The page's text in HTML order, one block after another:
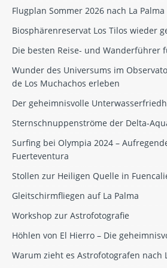
Flugplan Sommer 2026 nach La Palma
Biosphärenreservat Los Tilos wieder
Die besten Reise- und Wanderführer
Wunder des Universums im
de Los Muchachos erleben
Der geheimnisvolle
Sternschnuppenströme der Delta-
Surfing bei Olympia 2024 –
Fuerteventura
Stollen zur Heiligen Quelle in
Gleitschirmfliegen auf La Palma
Workshop zur Astrofotografie
Höhlen von El Hierro – Die
Warum zieht es Astrofotografen nach